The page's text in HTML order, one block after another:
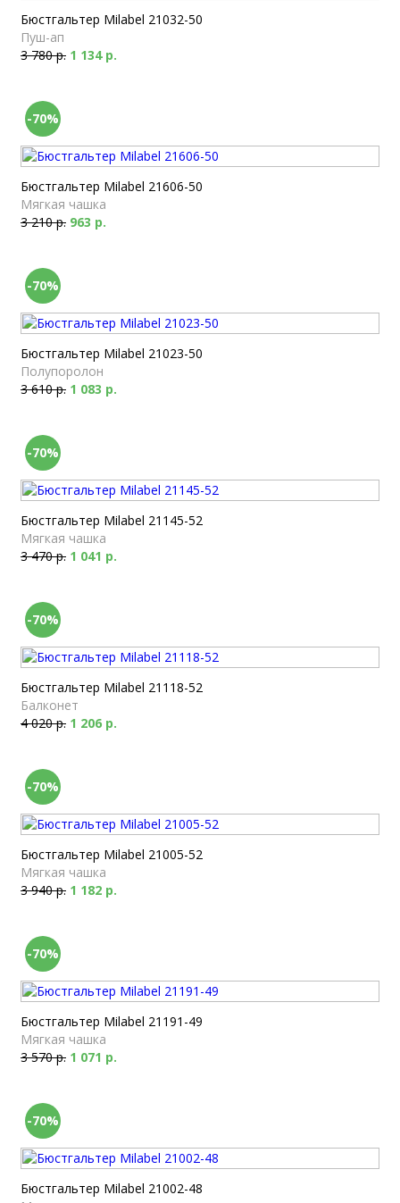
Бюстгальтер Milabel 21032-50
Пуш-ап
3 780 р. 1 134 р.
-70%
Бюстгальтер Milabel 21606-50
Мягкая чашка
3 210 р. 963 р.
-70%
Бюстгальтер Milabel 21023-50
Полупоролон
3 610 р. 1 083 р.
-70%
Бюстгальтер Milabel 21145-52
Мягкая чашка
3 470 р. 1 041 р.
-70%
Бюстгальтер Milabel 21118-52
Балконет
4 020 р. 1 206 р.
-70%
Бюстгальтер Milabel 21005-52
Мягкая чашка
3 940 р. 1 182 р.
-70%
Бюстгальтер Milabel 21191-49
Мягкая чашка
3 570 р. 1 071 р.
-70%
Бюстгальтер Milabel 21002-48